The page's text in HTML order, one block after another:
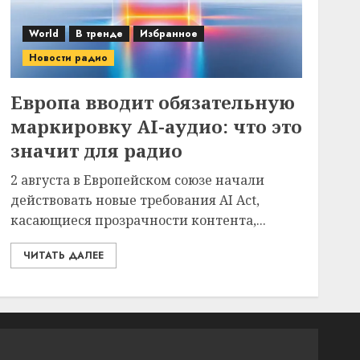
World В тренде
Избранное
Новости радио
Европа вводит обязательную
маркировку AI-аудио: что это
значит для радио
2 августа в Европейском союзе начали
действовать новые требования AI Act,
касающиеся прозрачности контента,...
ЧИТАТЬ ДАЛЕЕ